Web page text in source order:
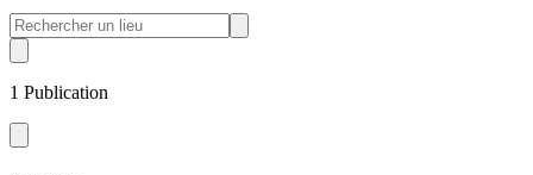
1 Publication